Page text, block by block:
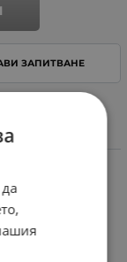
ЗАПИТВАНЕ